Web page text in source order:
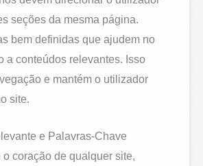
seções da mesma página.
bem definidas que ajudem no
a conteúdos relevantes. Isso
e mantém o utilizador
site.
e Palavras-Chave
o coração de qualquer site,